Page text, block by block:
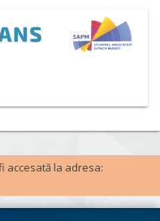
accesată la adresa: